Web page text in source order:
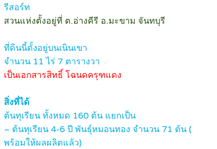
รีสอร์ท
สวนแห่งตั้งอยู่ที่ ต.อ่างคีรี อ.มะขาม จันทบุรี
ที่ดินนี้ตั้งอยู่บนเนินเขา
จำนวน 11 ไร่ 7 ตารางวา
เป็นเอกสารสิทธิ์ โฉนดครุฑแดง
สิ่งที่ได้
ต้นทุเรียน ทั้งหมด 160 ต้น แยกเป็น
– ต้นทุเรียน 4-6 ปี พันธุ์หมอนทอง จำนวน 71 ต้น (
พร้อมให้ผลผลิตแล้ว)